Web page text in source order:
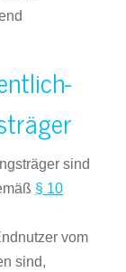
sind
§ 10
vom
sind,